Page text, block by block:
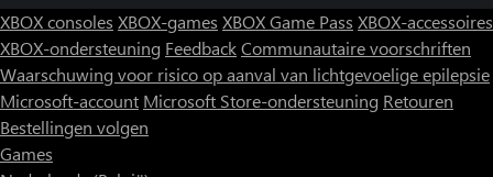
XBOX consoles XBOX-games XBOX Game Pass XBOX-accessoires
XBOX-ondersteuning FeedbackCommunautaire voorschriften
Waarschuwing voor risico op aanval van lichtgevoelige epilepsie
Microsoft-account Microsoft Store-ondersteuning Retouren
Bestellingen volgen
Games